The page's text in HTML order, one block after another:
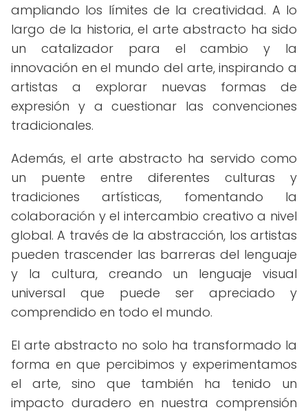
ampliando los límites de la creatividad. A lo
largo de la historia, el arte abstracto ha sido
un catalizador para el cambio y la
innovación en el mundo del arte, inspirando a
artistas a explorar nuevas formas de
expresión y a cuestionar las convenciones
tradicionales.
Además, el arte abstracto ha servido como
un puente entre diferentes culturas y
tradiciones artísticas, fomentando la
colaboración y el intercambio creativo a nivel
global. A través de la abstracción, los artistas
pueden trascender las barreras del lenguaje
y la cultura, creando un lenguaje visual
universal que puede ser apreciado y
comprendido en todo el mundo.
El arte abstracto no solo ha transformado la
forma en que percibimos y experimentamos
el arte, sino que también ha tenido un
impacto duradero en nuestra comprensión